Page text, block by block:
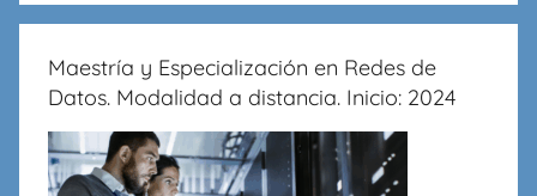
Maestría y Especialización en Redes de
Datos. Modalidad a distancia. Inicio: 2024